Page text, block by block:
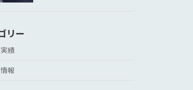
リー
績
報